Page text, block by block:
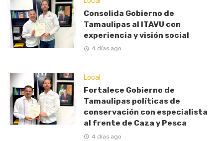
Consolida Gobierno de
Tamaulipas al ITAVU con
experiencia y visión social
4 días ago
Local
Fortalece Gobierno de
Tamaulipas políticas de
conservación con especialista
al frente de Caza y Pesca
4 días ago